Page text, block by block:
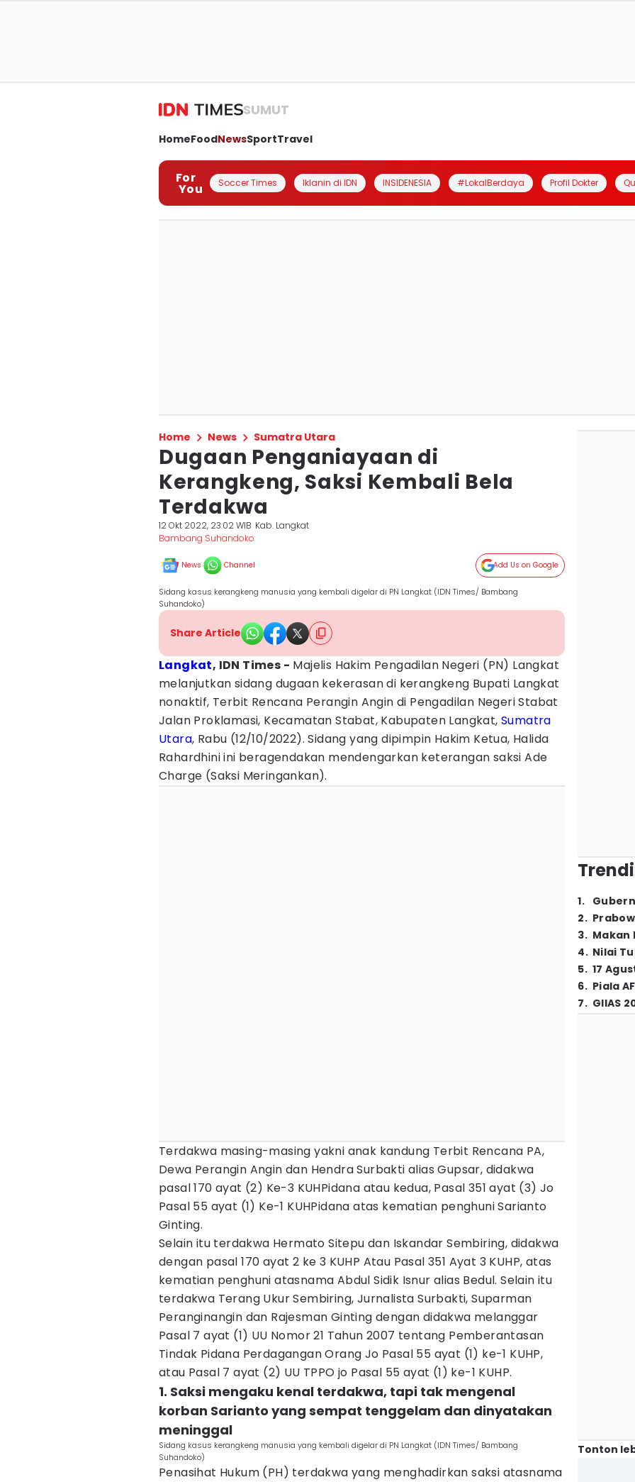
SUMUT
HomeFoodNewsSportTravel
For
You Soccer Times Iklanin di IDN INSIDENESIA #LokalBerdaya Profil Dokter
Home News Sumatra Utara
Dugaan Penganiayaan di
Kerangkeng, Saksi Kembali Bela
Terdakwa
12 Okt 2022, 23:02 WIB Kab. Langkat
Bambang Suhandoko
News Channel Add Us on Google
Sidang kasus kerangkeng manusia yang kembali digelar di PN Langkat (IDN Times/ Bambang
Suhandoko)
Share Article
Langkat, IDN Times - Majelis Hakim Pengadilan Negeri (PN) Langkat
melanjutkan sidang dugaan kekerasan di kerangkeng Bupati Langkat
nonaktif, Terbit Rencana Perangin Angin di Pengadilan Negeri Stabat
Jalan Proklamasi, Kecamatan Stabat, Kabupaten Langkat, Sumatra
Utara, Rabu (12/10/2022). Sidang yang dipimpin Hakim Ketua, Halida
Rahardhini ini beragendakan mendengarkan keterangan saksi Ade
Charge (Saksi Meringankan).
Terdakwa masing-masing yakni anak kandung Terbit Rencana PA,
Dewa Perangin Angin dan Hendra Surbakti alias Gupsar, didakwa
pasal 170 ayat (2) Ke-3 KUHPidana atau kedua, Pasal 351 ayat (3) Jo
Pasal 55 ayat (1) Ke-1 KUHPidana atas kematian penghuni Sarianto
Ginting.
Selain itu terdakwa Hermato Sitepu dan Iskandar Sembiring, didakwa
dengan pasal 170 ayat 2 ke 3 KUHP Atau Pasal 351 Ayat 3 KUHP, atas
kematian penghuni atasnama Abdul Sidik Isnur alias Bedul. Selain itu
terdakwa Terang Ukur Sembiring, Jurnalista Surbakti, Suparman
Peranginangin dan Rajesman Ginting dengan didakwa melanggar
Pasal 7 ayat (1) UU Nomor 21 Tahun 2007 tentang Pemberantasan
Tindak Pidana Perdagangan Orang Jo Pasal 55 ayat (1) ke-1 KUHP,
atau Pasal 7 ayat (2) UU TPPO jo Pasal 55 ayat (1) ke-1 KUHP.
1. Saksi mengaku kenal terdakwa, tapi tak mengenal
korban Sarianto yang sempat tenggelam dan dinyatakan
meninggal
Sidang kasus kerangkeng manusia yang kembali digelar di PN Langkat (IDN Times/ Bambang
Suhandoko)
Penasihat Hukum (PH) terdakwa yang menghadirkan saksi atasnama
1.
2.
3. Makan
4. Nilai
5. 17
6. Piala
7. GIIAS
Tonton